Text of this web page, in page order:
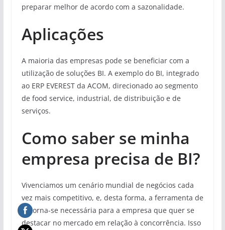
preparar melhor de acordo com a sazonalidade.
Aplicações
A maioria das empresas pode se beneficiar com a
utilização de soluções BI. A exemplo do BI, integrado
ao ERP EVEREST da ACOM, direcionado ao segmento
de food service, industrial, de distribuição e de
serviços.
Como saber se minha
empresa precisa de BI?
Vivenciamos um cenário mundial de negócios cada
vez mais competitivo, e, desta forma, a ferramenta de
BI torna-se necessária para a empresa que quer se
destacar no mercado em relação à concorrência. Isso